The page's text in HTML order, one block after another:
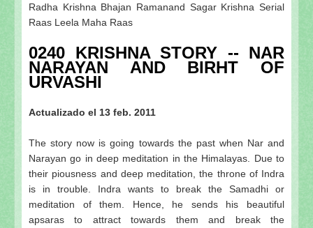
Radha Krishna Bhajan Ramanand Sagar Krishna Serial
Raas Leela Maha Raas
0240 KRISHNA STORY -- NAR
NARAYAN AND BIRHT OF
URVASHI
Actualizado el 13 feb. 2011
The story now is going towards the past when Nar and
Narayan go in deep meditation in the Himalayas. Due to
their piousness and deep meditation, the throne of Indra
is in trouble. Indra wants to break the Samadhi or
meditation of them. Hence, he sends his beautiful
apsaras to attract towards them and break the